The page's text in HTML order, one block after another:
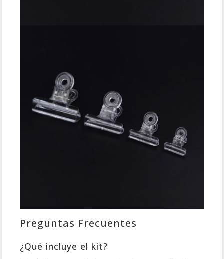
Preguntas Frecuentes
¿Qué incluye el kit?